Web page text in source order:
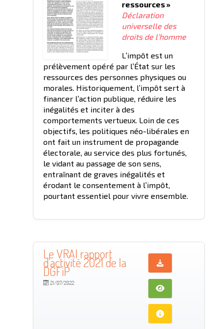
ressources »
Déclaration
universelle des
droits de l’homme
L’impôt est un
prélèvement opéré par l’État sur les
ressources des personnes physiques ou
morales. Historiquement, l’impôt sert à
financer l’action publique, réduire les
inégalités et inciter à des
comportements vertueux. Loin de ces
objectifs, les politiques néo-libérales en
ont fait un instrument de propagande
électorale, au service des plus fortunés,
le vidant au passage de son sens,
entraînant de graves inégalités et
érodant le consentement à l’impôt,
pourtant essentiel pour vivre ensemble.
Le VRAI rapport
d'activité 2021 de la
DGFiP
21/07/2022